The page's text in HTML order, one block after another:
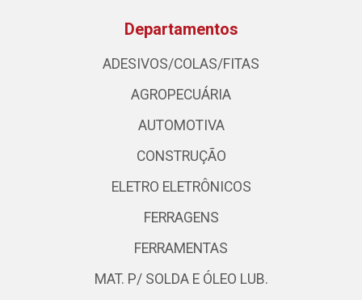
Departamentos
ADESIVOS/COLAS/FITAS
AGROPECUÁRIA
AUTOMOTIVA
CONSTRUÇÃO
ELETRO ELETRÔNICOS
FERRAGENS
FERRAMENTAS
MAT. P/ SOLDA E ÓLEO LUB.